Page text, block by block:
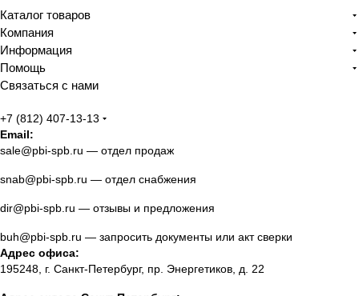
Каталог товаров
Компания
Информация
Помощь
Связаться с нами
+7 (812) 407-13-13
Email:
sale@pbi-spb.ru — отдел продаж
snab@pbi-spb.ru — отдел снабжения
dir@pbi-spb.ru — отзывы и предложения
buh@pbi-spb.ru — запросить документы или акт сверки
Адрес офиса:
195248, г. Санкт-Петербург, пр. Энергетиков, д. 22